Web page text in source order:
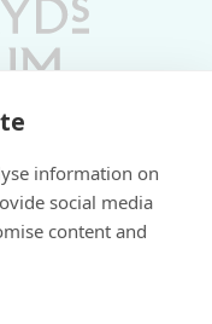
information on
social media
content and
07-22